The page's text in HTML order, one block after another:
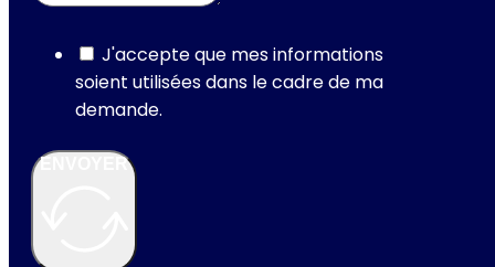
J'accepte que mes informations
soient utilisées dans le cadre de ma
demande.
ENVOYER